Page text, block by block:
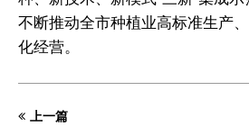
不断推动全市种植业高标准生产
化经营。
上一篇